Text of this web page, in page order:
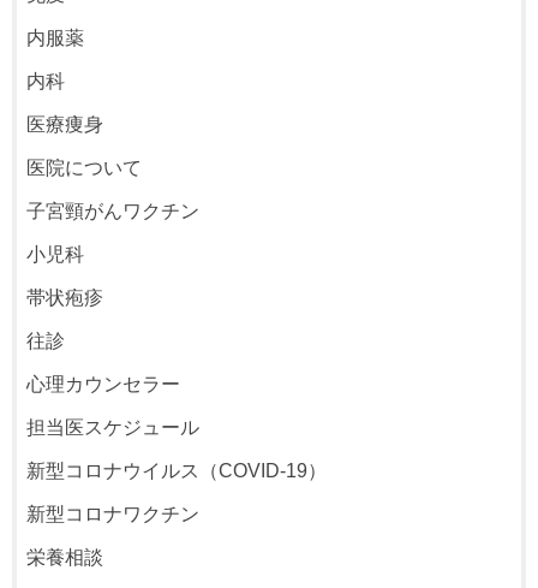
内服薬
内科
医療痩身
医院について
子宮頸がんワクチン
小児科
帯状疱疹
往診
心理カウンセラー
担当医スケジュール
新型コロナウイルス（COVID-19）
新型コロナワクチン
栄養相談